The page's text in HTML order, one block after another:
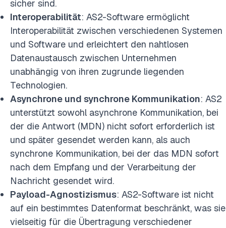
sicher sind.
Interoperabilität: AS2-Software ermöglicht
Interoperabilität zwischen verschiedenen Systemen
und Software und erleichtert den nahtlosen
Datenaustausch zwischen Unternehmen
unabhängig von ihren zugrunde liegenden
Technologien.
Asynchrone und synchrone Kommunikation: AS2
unterstützt sowohl asynchrone Kommunikation, bei
der die Antwort (MDN) nicht sofort erforderlich ist
und später gesendet werden kann, als auch
synchrone Kommunikation, bei der das MDN sofort
nach dem Empfang und der Verarbeitung der
Nachricht gesendet wird.
Payload-Agnostizismus: AS2-Software ist nicht
auf ein bestimmtes Datenformat beschränkt, was sie
vielseitig für die Übertragung verschiedener